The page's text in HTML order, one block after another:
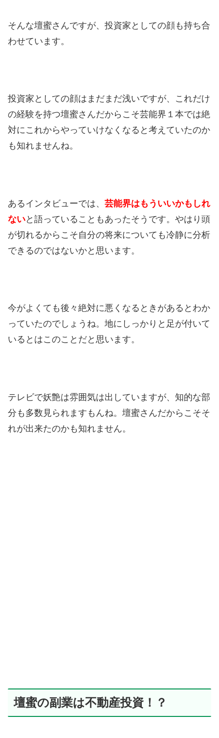
そんな壇蜜さんですが、投資家としての顔も持ち合
わせています。
投資家としての顔はまだまだ浅いですが、これだけ
の経験を持つ壇蜜さんだからこそ芸能界１本では絶
対にこれからやっていけなくなると考えていたのか
も知れませんね。
あるインタビューでは、 芸能界はもういいかもしれ
ないと語っていることもあったそうです。 やはり頭
が切れるからこそ自分の将来についても冷静に分析
できるのではないかと思います。
今がよくても後々絶対に悪くなるときがあるとわか
っていたのでしょうね。 地にしっかりと足が付いて
いるとはこのことだと思います。
テレビで妖艶は雰囲気は出していますが、知的な部
分も多数見られますもんね。 壇蜜さんだからこそそ
れが出来たのかも知れません。
壇蜜の副業は不動産投資！？